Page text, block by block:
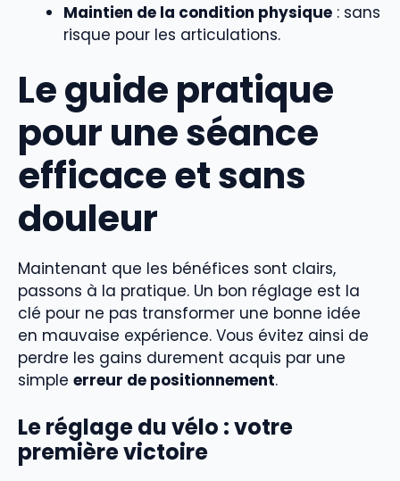
Maintien de la condition physique : sans
risque pour les articulations.
Le guide pratique
pour une séance
efficace et sans
douleur
Maintenant que les bénéfices sont clairs,
passons à la pratique. Un bon réglage est la
clé pour ne pas transformer une bonne idée
en mauvaise expérience. Vous évitez ainsi de
perdre les gains durement acquis par une
simple erreur de positionnement.
Le réglage du vélo : votre
première victoire